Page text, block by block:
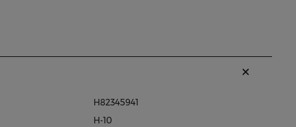
H82345941
H-10